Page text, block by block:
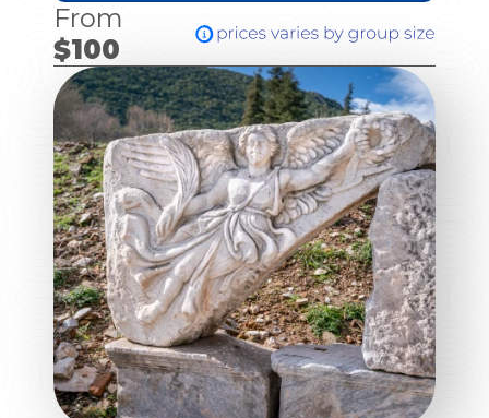
From
$100